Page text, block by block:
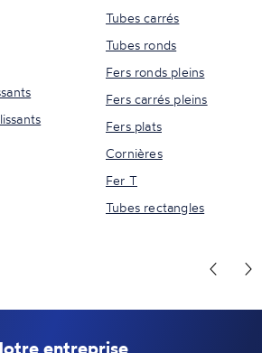
Tubes carrés
Tubes ronds
Fers ronds pleins
Fers carrés pleins
Fers plats
Cornières
Fer T
Tubes rectangles
entreprise